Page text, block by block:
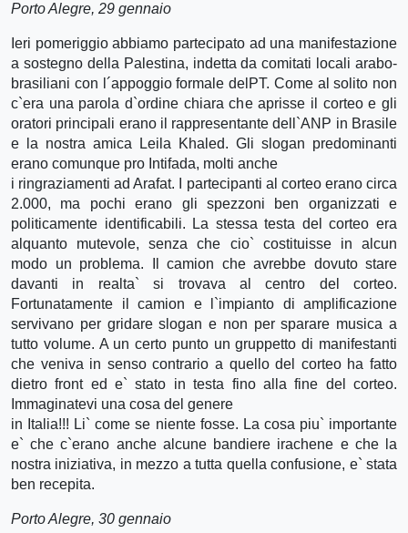
Porto Alegre, 29 gennaio
Ieri pomeriggio abbiamo partecipato ad una manifestazione
a sostegno della Palestina, indetta da comitati locali arabo-
brasiliani con l´appoggio formale delPT. Come al solito non
c`era una parola d`ordine chiara che aprisse il corteo e gli
oratori principali erano il rappresentante dell`ANP in Brasile
e la nostra amica Leila Khaled. Gli slogan predominanti
erano comunque pro Intifada, molti anche
i ringraziamenti ad Arafat. I partecipanti al corteo erano circa
2.000, ma pochi erano gli spezzoni ben organizzati e
politicamente identificabili. La stessa testa del corteo era
alquanto mutevole, senza che cio` costituisse in alcun
modo un problema. Il camion che avrebbe dovuto stare
davanti in realta` si trovava al centro del corteo.
Fortunatamente il camion e l`impianto di amplificazione
servivano per gridare slogan e non per sparare musica a
tutto volume. A un certo punto un gruppetto di manifestanti
che veniva in senso contrario a quello del corteo ha fatto
dietro front ed e` stato in testa fino alla fine del corteo.
Immaginatevi una cosa del genere
in Italia!!! Li` come se niente fosse. La cosa piu` importante
e` che c`erano anche alcune bandiere irachene e che la
nostra iniziativa, in mezzo a tutta quella confusione, e` stata
ben recepita.
Porto Alegre, 30 gennaio